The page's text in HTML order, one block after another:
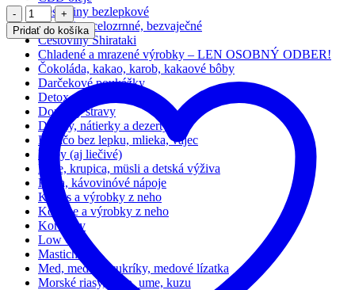
Cestoviny bezlepkové
Cestoviny celozrnné, bezvaječné
Cestoviny Shirataki
Chladené a mrazené výrobky – LEN OSOBNÝ ODBER!
Čokoláda, kakao, karob, kakaové bôby
Darčekové poukážky
Detox
Doplnky stravy
Džemy, nátierky a dezerty
Hocičo bez lepku, mlieka, vajec
Huby (aj liečivé)
Kaše, krupica, müsli a detská výživa
Káva, kávovinóvé nápoje
Kokos a výrobky z neho
Konope a výrobky z neho
Koreniny
Low Carb
Masticha
Med, medové cukríky, medové lízatka
Morské riasy, miso, ume, kuzu
Počet
Pridať do košíka